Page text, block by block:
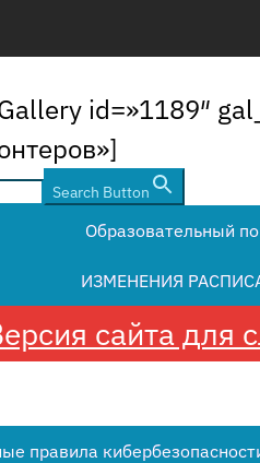
id=»1189″
Search Button
Образовательный
ИЗМЕНЕНИЯ
сайта для
правила